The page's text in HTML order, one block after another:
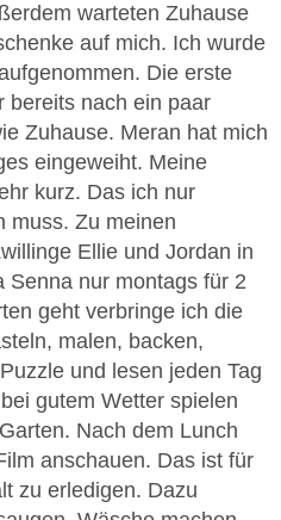
warteten Zuhause
auf mich. Ich wurde
Die erste
bereits nach ein paar
Zuhause. Meran hat mich
eingeweiht. Meine
kurz. Das ich nur
muss. Zu meinen
Ellie und Jordan in
Senna nur montags für 2
geht verbringe ich die
malen, backen,
und lesen jeden Tag
gutem Wetter spielen
Nach dem Lunch
anschauen. Das ist für
zu erledigen. Dazu